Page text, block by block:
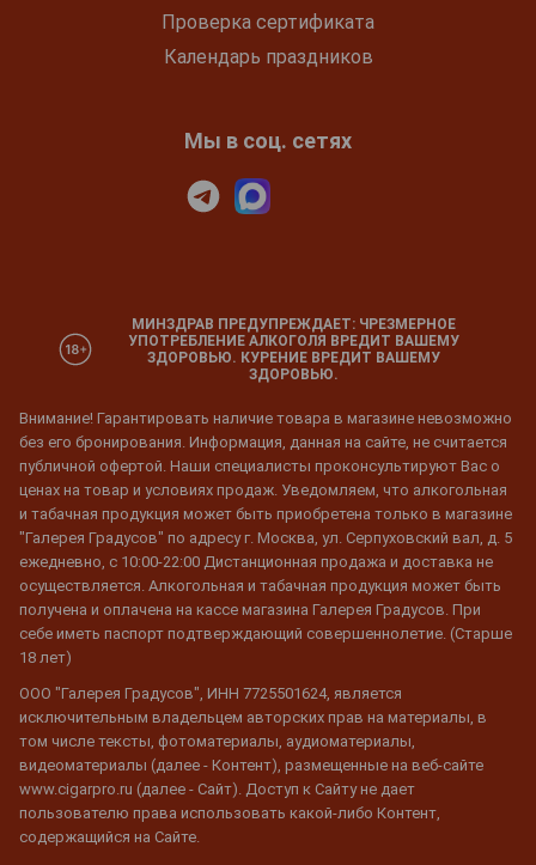
Проверка сертификата
Календарь праздников
Мы в соц. сетях
МИНЗДРАВ ПРЕДУПРЕЖДАЕТ: ЧРЕЗМЕРНОЕ
УПОТРЕБЛЕНИЕ АЛКОГОЛЯ ВРЕДИТ ВАШЕМУ
ЗДОРОВЬЮ. КУРЕНИЕ ВРЕДИТ ВАШЕМУ
ЗДОРОВЬЮ.
Внимание! Гарантировать наличие товара в магазине невозможно
без его бронирования. Информация, данная на сайте, не считается
публичной офертой. Наши специалисты проконсультируют Вас о
ценах на товар и условиях продаж. Уведомляем, что алкогольная
и табачная продукция может быть приобретена только в магазине
"Галерея Градусов" по адресу г. Москва, ул. Серпуховский вал, д. 5
ежедневно, с 10:00-22:00 Дистанционная продажа и доставка не
осуществляется. Алкогольная и табачная продукция может быть
получена и оплачена на кассе магазина Галерея Градусов. При
себе иметь паспорт подтверждающий совершеннолетие. (Старше
18 лет)
ООО "Галерея Градусов", ИНН 7725501624, является
исключительным владельцем авторских прав на материалы, в
том числе тексты, фотоматериалы, аудиоматериалы,
видеоматериалы (далее - Контент), размещенные на веб-сайте
www.cigarpro.ru (далее - Сайт). Доступ к Сайту не дает
пользователю права использовать какой-либо Контент,
содержащийся на Сайте.